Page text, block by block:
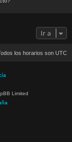
Ir a
los horarios son UTC
Limited